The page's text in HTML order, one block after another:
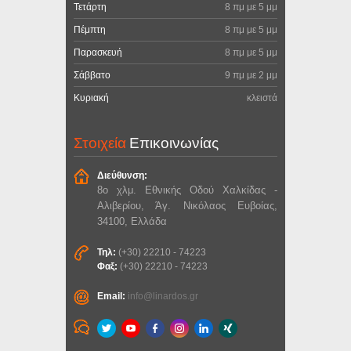
Τετάρτη 8 πμ με 5 μμ
Πέμπτη 8 πμ με 5 μμ
Παρασκευή 8 πμ με 5 μμ
Σάββατο 9 πμ με 2 μμ
Κυριακή κλειστά
ΣτοιχείαΕπικοινωνίας
Διεύθυνση:
8ο χλμ. Εθνικής Οδού Χαλκίδας -
Αλιβερίου, Άγ. Νικόλαος Ευβοίας,
34100, Ελλάδα
Τηλ: (+30) 22210 - 74223
Φαξ: (+30) 22210 - 74223
Email: info@linardos.gr